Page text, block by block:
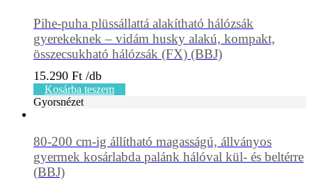
Pihe-puha plüssállattá alakítható hálózsák
gyerekeknek – vidám husky alakú, kompakt,
összecsukható hálózsák (FX) (BBJ)
15.290 Ft
Kosárba teszem
Gyorsnézet
80-200 cm-ig állítható magasságú, állványos
gyermek kosárlabda palánk hálóval kül- és beltérre
(BBJ)